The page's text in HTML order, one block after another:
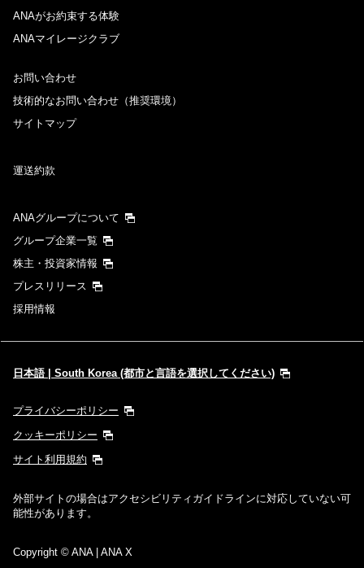
ANAがお約束する体験
ANAマイレージクラブ
お問い合わせ
技術的なお問い合わせ（推奨環境）
サイトマップ
運送約款
ANAグループについて
グループ企業一覧
株主・投資家情報
プレスリリース
採用情報
日本語 | South Korea (都市と言語を選択してください)
プライバシーポリシー
クッキーポリシー
サイト利用規約
外部サイトの場合はアクセシビリティガイドラインに対応していない可
能性があります。
Copyright © ANA | ANA X